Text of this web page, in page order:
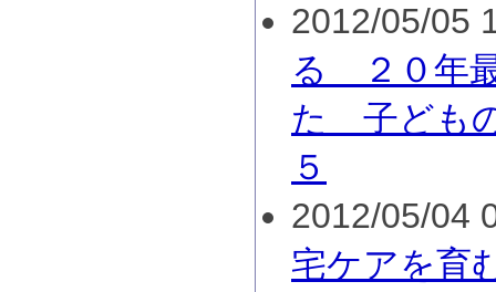
2012/05/05
る ２０年
た 子ども
５
2012/05/04
宅ケアを